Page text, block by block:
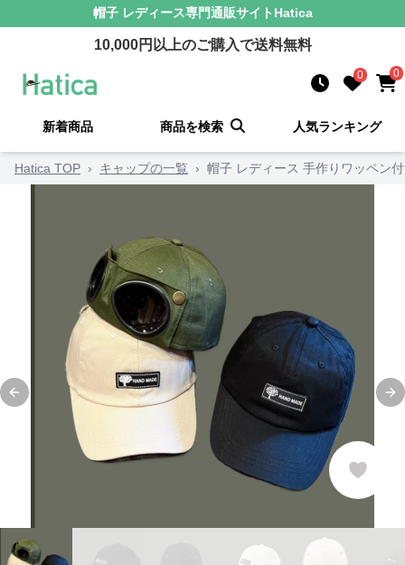
帽子 レディース専門通販サイト Hatica
10,000円以上のご購入で送料無料
0 0
新着商品 商品を検索 人気ランキング
Hatica TOP › キャップの一覧 › 帽子 レディース 手作りワッペン
Previous slide